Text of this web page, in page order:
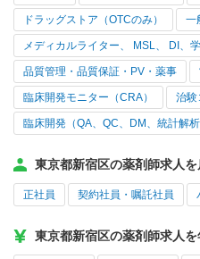
ドラッグストア（OTCのみ） 一
メディカルライター、 MSL、 DI、
品質管理・品質保証・PV・薬事
臨床開発モニター（CRA） 治験
臨床開発（QA、QC、DM、統計解析
東京都新宿区の薬剤師求人
正社員 契約社員・嘱託社員
東京都新宿区の薬剤師求人